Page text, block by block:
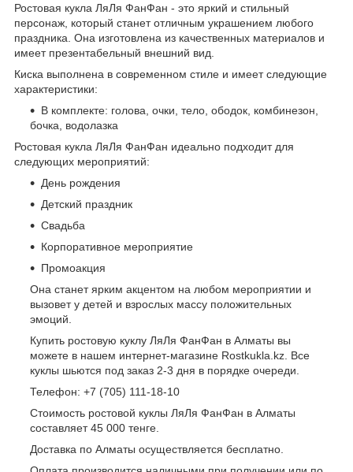
Ростовая кукла ЛяЛя ФанФан - это яркий и стильный
персонаж, который станет отличным украшением любого
праздника. Она изготовлена из качественных материалов и
имеет презентабельный внешний вид.
Киска выполнена в современном стиле и имеет следующие
характеристики:
В комплекте: голова, очки, тело, ободок, комбинезон,
бочка, водолазка
Ростовая кукла ЛяЛя ФанФан идеально подходит для
следующих мероприятий:
День рождения
Детский праздник
Свадьба
Корпоративное мероприятие
Промоакция
Она станет ярким акцентом на любом мероприятии и
вызовет у детей и взрослых массу положительных
эмоций.
Купить ростовую куклу ЛяЛя ФанФан в Алматы вы
можете в нашем интернет-магазине Rostkukla.kz. Все
куклы шьются под заказ 2-3 дня в порядке очереди.
Телефон: +7 (705) 111-18-10
Стоимость ростовой куклы ЛяЛя ФанФан в Алматы
составляет 45 000 тенге.
Доставка по Алматы осуществляется бесплатно.